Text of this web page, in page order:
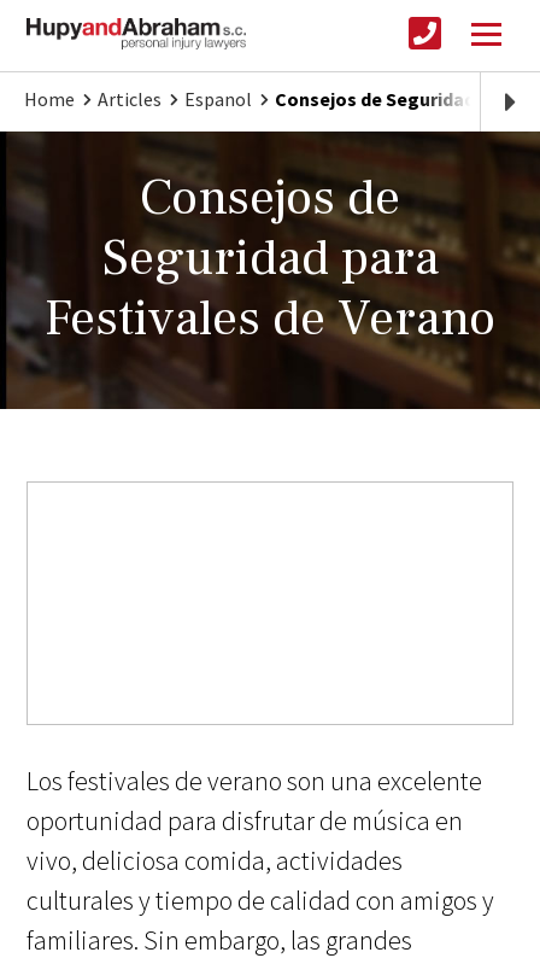
Home Articles Espanol Consejos de Seguridad para
Consejos de
Seguridad para
Festivales de Verano
Los festivales de verano son una excelente
oportunidad para disfrutar de música en
vivo, deliciosa comida, actividades
culturales y tiempo de calidad con amigos y
familiares. Sin embargo, las grandes